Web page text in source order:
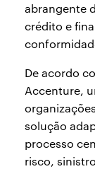
abrangente
crédito e
De acordo
Accenture,
solução
processo
risco,